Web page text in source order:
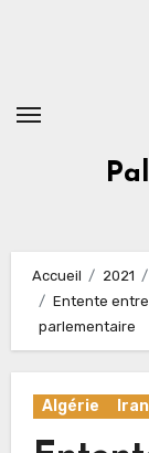
Accueil 2021
Entente entre
parlementaire
Algérie Iran